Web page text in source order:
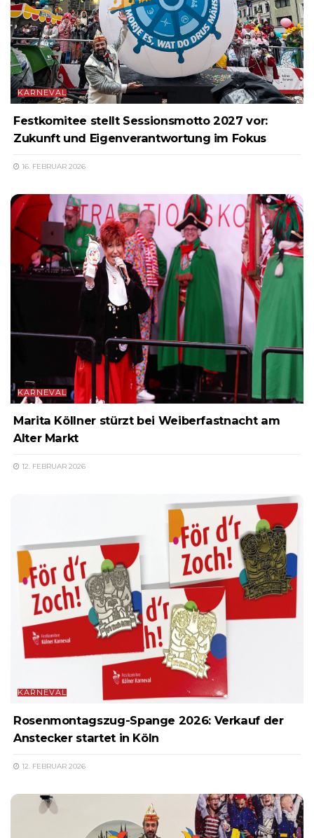
KARNEVAL
Festkomitee stellt Sessionsmotto 2027 vor:
Zukunft und Eigenverantwortung im Fokus
16. FEBRUAR 2026
KARNEVAL
Marita Köllner stürzt bei Weiberfastnacht am
Alter Markt
12. FEBRUAR 2026
KARNEVAL
Rosenmontagszug-Spange 2026: Verkauf der
Anstecker startet in Köln
12. FEBRUAR 2026